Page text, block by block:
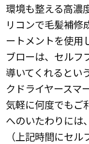
環境も整える高濃
リコンで毛髪補修
ートメントを使用
ブローは、セルフ
導いてくれるとい
クドライヤースマ
気軽に何度でもご
へのいたわりには
（上記時間にセ